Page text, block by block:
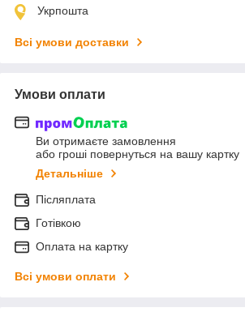
Укрпошта
Всі умови доставки
Умови оплати
Ви отримаєте замовлення
або гроші повернуться на вашу картку
Детальніше
Післяплата
Готівкою
Оплата на картку
Всі умови оплати